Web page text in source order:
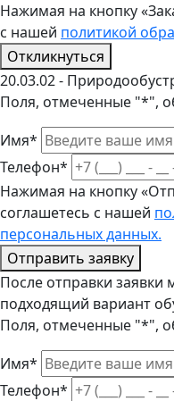
Нажимая на кнопку
с нашей политикой
Откликнуться
20.03.02 -
Поля, отмеченные "*",
Имя*
Телефон*
Нажимая на кнопку
соглашетесь с нашей
персональных данных.
Отправить заявку
После отправки
подходящий вариант
Поля, отмеченные "*",
Имя*
Телефон*